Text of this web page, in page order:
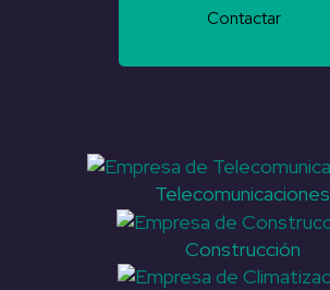
Contactar
Telecomunicaciones
Construcción